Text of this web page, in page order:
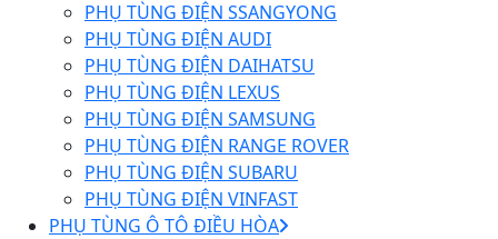
PHỤ TÙNG ĐIỆN SSANGYONG
PHỤ TÙNG ĐIỆN AUDI
PHỤ TÙNG ĐIỆN DAIHATSU
PHỤ TÙNG ĐIỆN LEXUS
PHỤ TÙNG ĐIỆN SAMSUNG
PHỤ TÙNG ĐIỆN RANGE ROVER
PHỤ TÙNG ĐIỆN SUBARU
PHỤ TÙNG ĐIỆN VINFAST
PHỤ TÙNG Ô TÔ ĐIỀU HÒA